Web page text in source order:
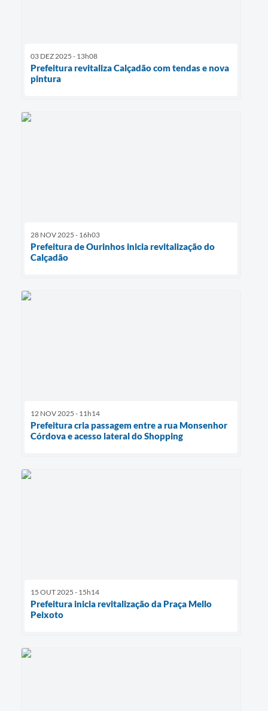
03 DEZ 2025 - 13h08
Prefeitura revitaliza Calçadão com tendas e nova
pintura
28 NOV 2025 - 16h03
Prefeitura de Ourinhos inicia revitalização do
Calçadão
12 NOV 2025 - 11h14
Prefeitura cria passagem entre a rua Monsenhor
Córdova e acesso lateral do Shopping
15 OUT 2025 - 15h14
Prefeitura inicia revitalização da Praça Mello
Peixoto